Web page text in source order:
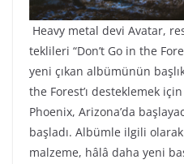
Heavy metal devi Avatar,
teklileri “Don’t Go in the
yeni çıkan albümünün
the Forest’ı desteklemek için
Phoenix, Arizona’da
başladı. Albümle ilgili
malzeme, hâlâ daha yeni